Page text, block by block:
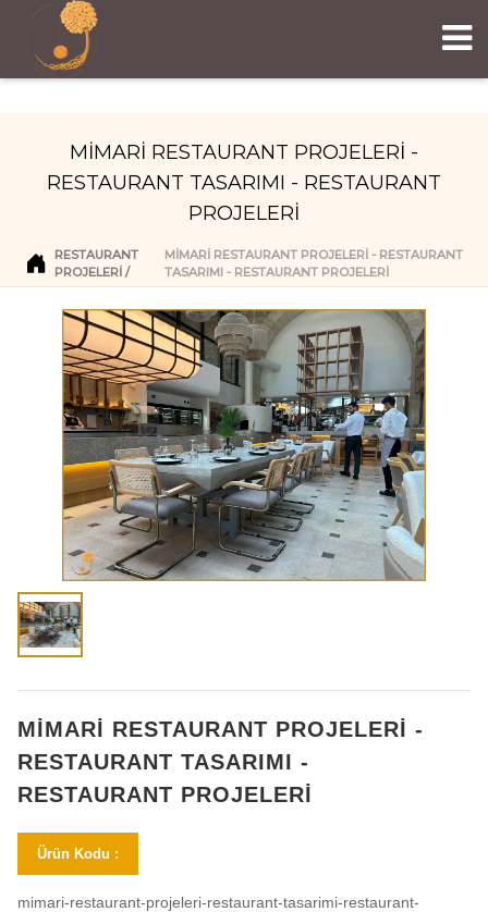
MİMARİ RESTAURANT PROJELERİ -
RESTAURANT TASARIMI - RESTAURANT
PROJELERİ
RESTAURANT
PROJELERI
MİMARİ RESTAURANT PROJELERİ - RESTAURANT
TASARIMI - RESTAURANT PROJELERİ
MİMARİ RESTAURANT PROJELERİ -
RESTAURANT TASARIMI -
RESTAURANT PROJELERİ
Ürün Kodu :
mimari-restaurant-projeleri-restaurant-tasarimi-restaurant-